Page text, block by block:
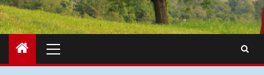
Menu